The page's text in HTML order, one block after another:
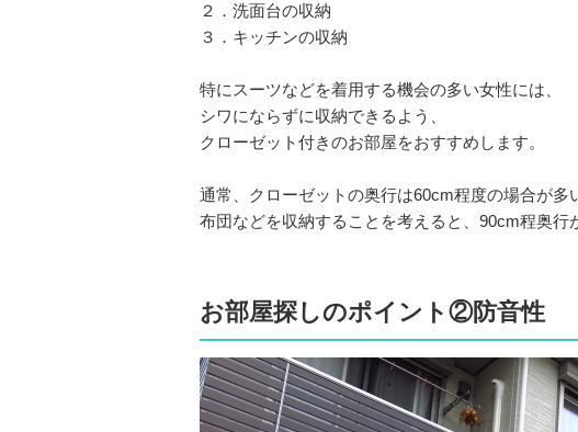
２．洗面台の収納
３．キッチンの収納
特にスーツなどを着用する機会の多い女性には、
シワにならずに収納できるよう、
クローゼット付きのお部屋をおすすめします。
通常、クローゼットの奥行は60cm程度の場合が多
布団などを収納することを考えると、90cm程奥行
お部屋探しのポイント②防音性